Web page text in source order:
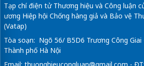
Tạp chí điện tử Thương hiệu và Công luận
ương Hiệp hội Chống hàng giả và Bảo vệ
(Vatap)
Tòa soạn: Ngõ 56/ B5D6 Trương Công Giai
Thành phố Hà Nội
Email: thuonghieucongluan@gmail.com -